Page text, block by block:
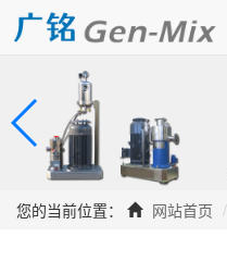
您的当前位置： 网站首页